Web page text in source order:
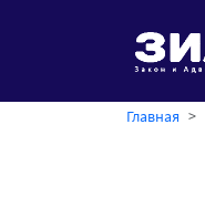
Главная